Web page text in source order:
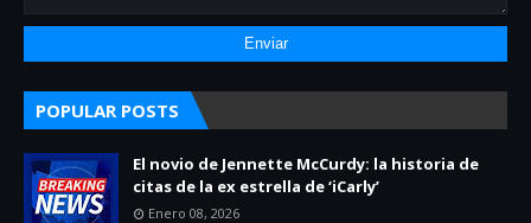
POPULAR POSTS
El novio de Jennette McCurdy: la historia de
citas de la ex estrella de ‘iCarly’
Enero 08, 2026